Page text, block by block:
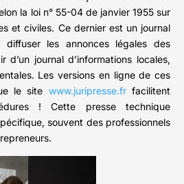
la loi n° 55-04 de janvier 1955 sur
et civiles. Ce dernier est un journal
diffuser les annonces légales des
d’un journal d’informations locales,
Les versions en ligne de ces
le site www.juripresse.frfacilitent
! Cette presse technique
souvent des professionnels